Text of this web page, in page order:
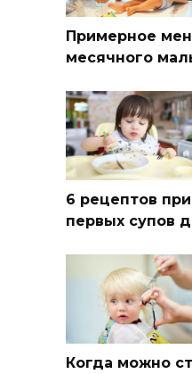
Примерное
месячного
6 рецептов
первых супов
Когда можно